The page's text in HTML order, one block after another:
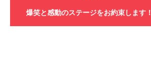
爆笑と感動のステージをお約束します！